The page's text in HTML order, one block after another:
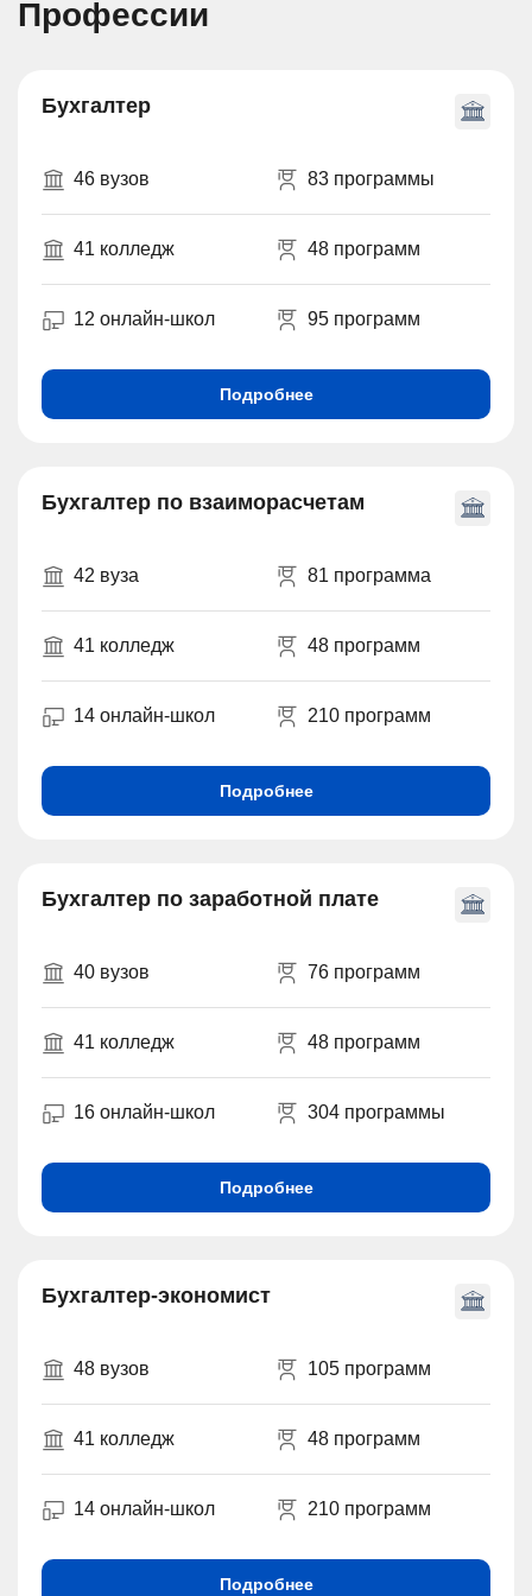
Профессии
Бухгалтер
46 вузов 83 программы
41 колледж 48 программ
12 онлайн-школ 95 программ
Подробнее
Бухгалтер по взаиморасчетам
42 вуза 81 программа
41 колледж 48 программ
14 онлайн-школ 210 программ
Подробнее
Бухгалтер по заработной плате
40 вузов 76 программ
41 колледж 48 программ
16 онлайн-школ 304 программы
Подробнее
Бухгалтер-экономист
48 вузов 105 программ
41 колледж 48 программ
14 онлайн-школ 210 программ
Подробнее